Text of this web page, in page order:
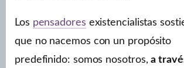
Los pensadores existencialistas
que no nacemos con un propósito
predefinido: somos nosotros,a